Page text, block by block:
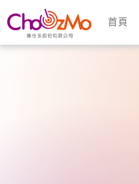
首頁